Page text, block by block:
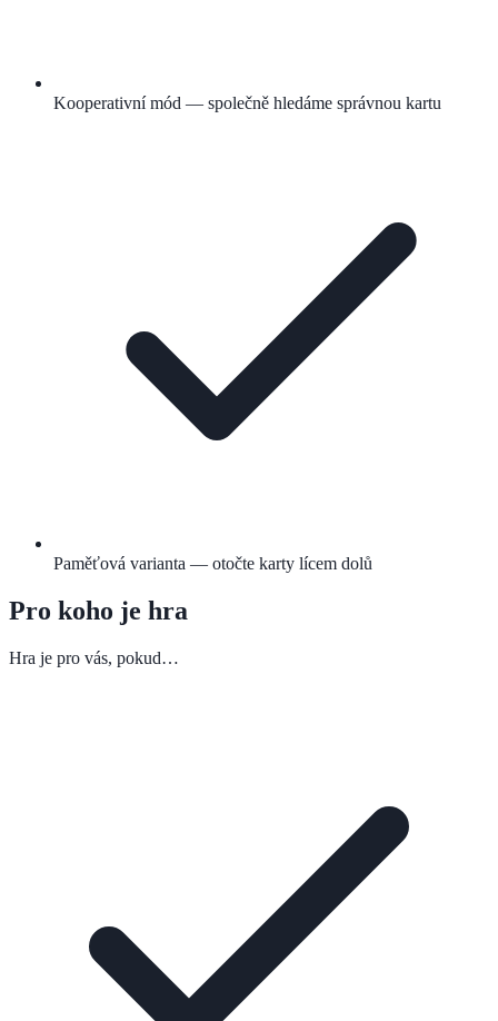
Kooperativní mód — společně hledáme správnou kartu
Paměťová varianta — otočte karty lícem dolů
Pro koho je hra
Hra je pro vás, pokud…